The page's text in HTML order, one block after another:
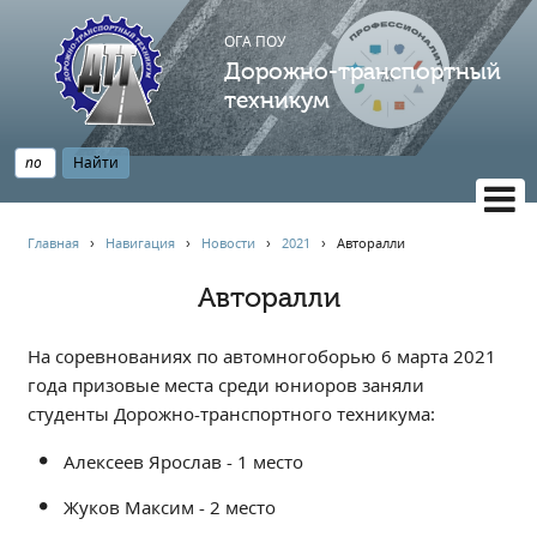
ОГА ПОУ
Дорожно-транспортный
техникум
АБИТУРИЕНТУ
Опрос по качеству образования
Новости
Информация
Главная › Навигация › Новости ›2021 ›Авторалли
Авторалли
На соревнованиях по автомногоборью 6 марта 2021
года призовые места среди юниоров заняли
студенты Дорожно-транспортного техникума:
Алексеев Ярослав - 1 место
Жуков Максим - 2 место